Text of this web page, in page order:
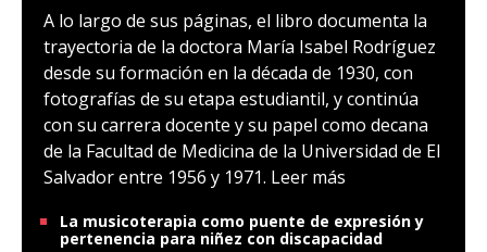
A lo largo de sus páginas, el libro documenta la
trayectoria de la doctora María Isabel Rodríguez
desde su formación en la década de 1930, con
fotografías de su etapa estudiantil, y continúa
con su carrera docente y su papel como decana
de la Facultad de Medicina de la Universidad de El
Salvador entre 1956 y 1971. Leer más
La musicoterapia como puente de expresión y
pertenencia para niñez con discapacidad